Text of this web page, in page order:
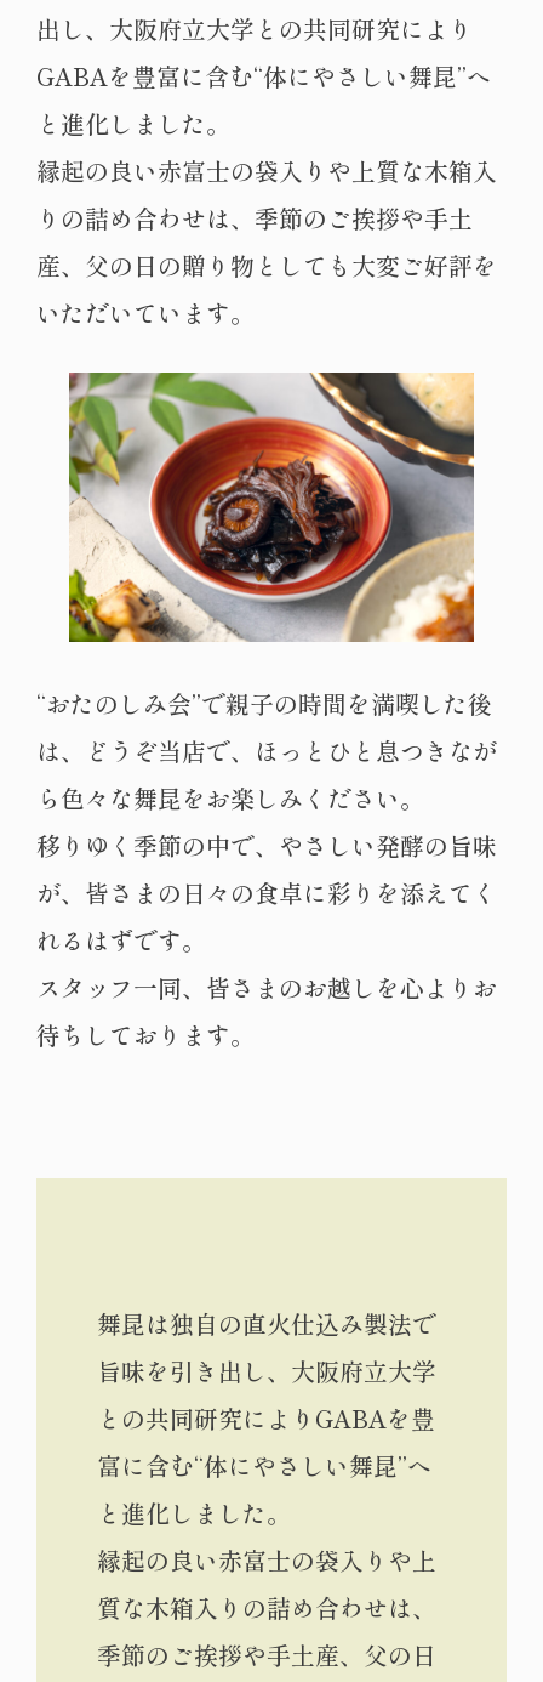
出し、大阪府立大学との共同研究により
GABAを豊富に含む“体にやさしい舞昆”へ
と進化しました。
縁起の良い赤富士の袋入りや上質な木箱入
りの詰め合わせは、季節のご挨拶や手土
産、父の日の贈り物としても大変ご好評を
いただいています。
“おたのしみ会”で親子の時間を満喫した後
は、どうぞ当店で、ほっとひと息つきなが
ら色々な舞昆をお楽しみください。
移りゆく季節の中で、やさしい発酵の旨味
が、皆さまの日々の食卓に彩りを添えてく
れるはずです。
スタッフ一同、皆さまのお越しを心よりお
待ちしております。
舞昆は独自の直火仕込み製法で
旨味を引き出し、大阪府立大学
との共同研究によりGABAを豊
富に含む“体にやさしい舞昆”へ
と進化しました。
縁起の良い赤富士の袋入りや上
質な木箱入りの詰め合わせは、
季節のご挨拶や手土産、父の日